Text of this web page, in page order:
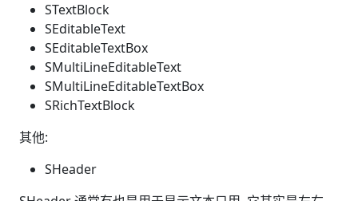
STextBlock
SEditableText
SEditableTextBox
SMultiLineEditableText
SMultiLineEditableTextBox
SRichTextBlock
其他:
SHeader